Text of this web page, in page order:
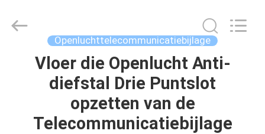
HUIS
PRODUCTEN
TECHNOLOGY
Openluchttelecommunicatiebijlage
Vloer die Openlucht Anti-
diefstal Drie Puntslot
opzetten van de
Telecommunicatiebijlage